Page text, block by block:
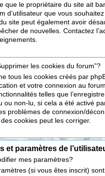
que le propriétaire du site ait
d’utilisateur que vous
site peut également avoir
de nouvelles. Contactez
les cookies du forum”?
tous les cookies créés par
et votre connexion au
telles que
ou non-lu, si cela a été activé
problèmes de connexion/
cookies peut les corriger.
et paramètres de
mes paramètres?
(si vous êtes inscrit)